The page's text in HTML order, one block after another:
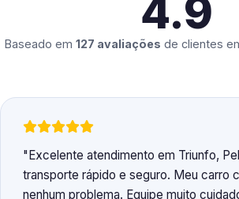
4.9
Baseado em 127 avaliações de clientes
Excelente atendimento em Triunfo,
transporte rápido e seguro. Meu carro
nenhum problema. Equipe muito